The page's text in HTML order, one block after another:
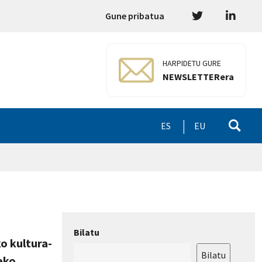
Gune pribatua
HARPIDETU GURE
NEWSLETTERera
ES EU
kultura-
Bilatu
Bilatu